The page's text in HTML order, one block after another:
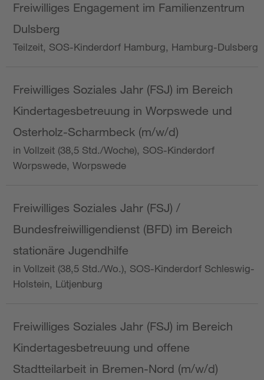
Freiwilliges Engagement im Familienzentrum
Dulsberg
Teilzeit, SOS-Kinderdorf Hamburg, Hamburg-Dulsberg
Freiwilliges Soziales Jahr (FSJ) im Bereich
Kindertagesbetreuung in Worpswede und
Osterholz-Scharmbeck (m/w/d)
in Vollzeit (38,5 Std./Woche), SOS-Kinderdorf
Worpswede, Worpswede
Freiwilliges Soziales Jahr (FSJ) /
Bundesfreiwilligendienst (BFD) im Bereich
stationäre Jugendhilfe
in Vollzeit (38,5 Std./Wo.), SOS-Kinderdorf Schleswig-
Holstein, Lütjenburg
Freiwilliges Soziales Jahr (FSJ) im Bereich
Kindertagesbetreuung und offene
Stadtteilarbeit in Bremen-Nord (m/w/d)